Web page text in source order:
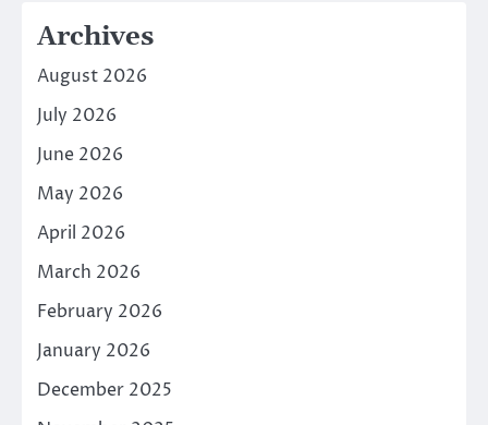
Archives
August 2026
July 2026
June 2026
May 2026
April 2026
March 2026
February 2026
January 2026
December 2025